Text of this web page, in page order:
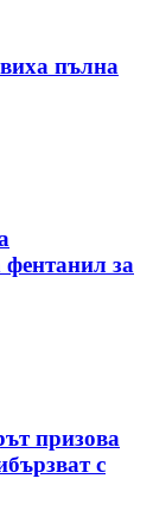
пълна
фентанил за
призова
с